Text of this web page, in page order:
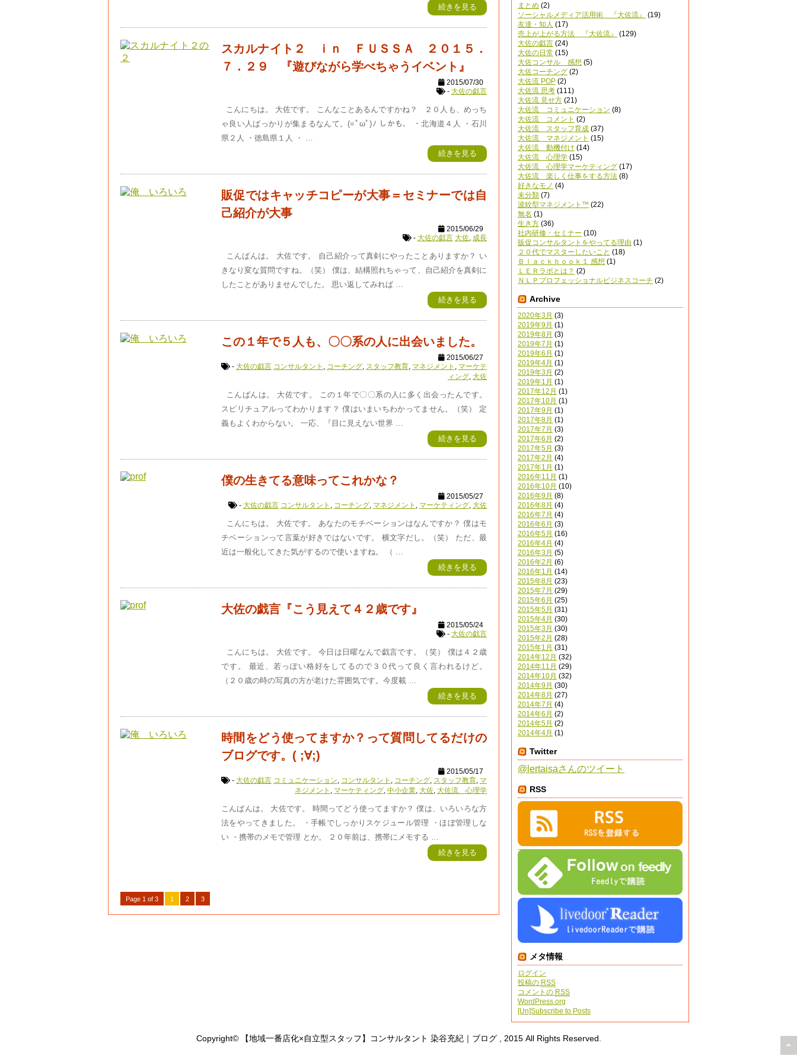
続きを見る
スカルナイト２ ｉｎ ＦＵＳＳＡ ２０１５．
７．２９ 『遊びながら学べちゃうイベント』
2015/07/30
- 大佐の戯言
こんにちは。 大佐です。 こんなことあるんですかね？ ２０人も、めっち
ゃ良い人ばっかりが集まるなんて。(=ﾟωﾟ)ﾉ しかも、 ・北海道４人 ・石川
県２人 ・徳島県１人 ・ …
続きを見る
販促ではキャッチコピーが大事＝セミナーでは自
己紹介が大事
2015/06/29
- 大佐の戯言 大佐, 成長
こんばんは。 大佐です。 自己紹介って真剣にやったことありますか？ い
きなり変な質問ですね。（笑） 僕は、結構照れちゃって、自己紹介を真剣に
したことがありませんでした。 思い返してみれば …
続きを見る
この１年で５人も、〇〇系の人に出会いました。
2015/06/27
- 大佐の戯言 コンサルタント , コーチング, スタッフ教育, マネジメント , マーケテ
ィング, 大佐
こんばんは。 大佐です。 この１年で〇〇系の人に多く出会ったんです。
スピリチュアルってわかります？ 僕はいまいちわかってません。（笑） 定
義もよくわからない。 一応、『目に見えない世界 …
続きを見る
僕の生きてる意味ってこれかな？
2015/05/27
- 大佐の戯言 コンサルタント , コーチング, マネジメント , マーケティング, 大佐
こんにちは。 大佐です。 あなたのモチベーションはなんですか？ 僕はモ
チベーションって言葉が好きではないです。 横文字だし。（笑） ただ、最
近は一般化してきた気がするので使いますね。 （ …
続きを見る
大佐の戯言『こう見えて４２歳です』
2015/05/24
- 大佐の戯言
こんにちは。 大佐です。 今日は日曜なんで戯言です。（笑） 僕は４２歳
です。 最近、若っぽい格好をしてるので３０代って良く言われるけど。
（２０歳の時の写真の方が老けた雰囲気です。今度載 …
続きを見る
時間をどう使ってますか？って質問してるだけの
ブログです。( ;∀;)
2015/05/17
- 大佐の戯言 コミュニケーション, コンサルタント , コーチング, スタッフ教育, マ
ネジメント , マーケティング, 中小企業, 大佐, 大佐流 心理学
こんばんは。 大佐です。 時間ってどう使ってますか？ 僕は、いろいろな方
法をやってきました。 ・手帳でしっかりスケジュール管理 ・ほぼ管理しな
い ・携帯のメモで管理 とか。 ２０年前は、携帯にメモする …
続きを見る
Page 1 of 3 1 2 3
まとめ (2)
ソーシャルメディア活用術 『大佐流』
(19)
友達・知人 (17)
売上が上がる方法 『大佐流』
(129)
大佐の戯言 (24)
大佐の日常 (15)
大佐コンサル 感想 (5)
大佐コーチング (2)
大佐流 POP (2)
大佐流 思考 (111)
大佐流 見せ方 (21)
大佐流 コミュニケーション (8)
大佐流 コメント (2)
大佐流 スタッフ育成 (37)
大佐流 マネジメント (15)
大佐流 動機付け (14)
大佐流 心理学 (15)
大佐流 心理学マーケティング (17)
大佐流 楽しく仕事をする方法 (8)
好きなモノ (4)
未分類 (7)
波紋型マネジメント™ (22)
無名 (1)
生き方 (36)
社内研修・セミナー (10)
販促コンサルタントをやってる理由 (1)
２０代でマスターしたいこと (18)
Ｂｌａｃｋｂｏｏｋ１ 感想 (1)
ＬＥＲラボとは？ (2)
ＮＬＰプロフェッショナルビジネスコーチ (2)
Archive
2020年3月 (3)
2019年9月 (1)
2019年8月 (3)
2019年7月 (1)
2019年6月 (1)
2019年4月 (1)
2019年3月 (2)
2019年1月 (1)
2017年12月 (1)
2017年10月 (1)
2017年9月 (1)
2017年8月 (1)
2017年7月 (3)
2017年6月 (2)
2017年5月 (3)
2017年2月 (4)
2017年1月 (1)
2016年11月 (1)
2016年10月 (10)
2016年9月 (8)
2016年8月 (4)
2016年7月 (4)
2016年6月 (3)
2016年5月 (16)
2016年4月 (4)
2016年3月 (5)
2016年2月 (6)
2016年1月 (14)
2015年8月 (23)
2015年7月 (29)
2015年6月 (25)
2015年5月 (31)
2015年4月 (30)
2015年3月 (30)
2015年2月 (28)
2015年1月 (31)
2014年12月 (32)
2014年11月 (29)
2014年10月 (32)
2014年9月 (30)
2014年8月 (27)
2014年7月 (4)
2014年6月 (2)
2014年5月 (2)
2014年4月 (1)
Twitter
@lertaisaさんのツイート
RSS
メタ情報
ログイン
投稿の RSS
コメントの RSS
WordPress.org
[Un]Subscribe to Posts
Copyright© 【地域一番店化×自立型スタッフ】コンサルタント 染谷充紀｜ブログ , 2015 All Rights Reserved.